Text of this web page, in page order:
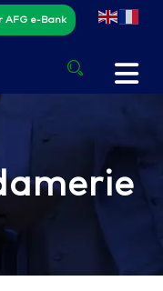
AFG e-Bank